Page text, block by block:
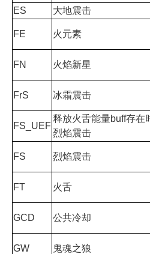
ES
大地震击
FE 火元素
FN 火焰新星
FrS 冰霜震击
FS_UEF
释放火舌能量buff存在
烈焰震击
FS 烈焰震击
FT 火舌
GCD 公共冷却
GW 鬼魂之狼